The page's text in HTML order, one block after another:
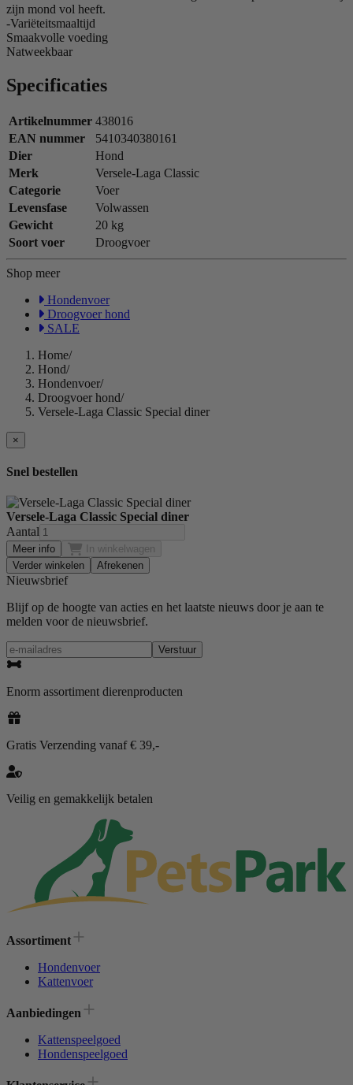
zijn mond vol heeft.
-Variëteitsmaaltijd
Smaakvolle voeding
Natweekbaar
Specificaties
Artikelnummer 438016
EAN nummer
5410340380161
Dier
Hond
Merk
Versele-Laga Classic
Categorie
Voer
Levensfase
Volwassen
Gewicht
20 kg
Soort voer
Droogvoer
Shop meer
Hondenvoer
Droogvoer hond
SALE
Home/
Hond/
Hondenvoer/
Droogvoer hond/
Versele-Laga Classic Special diner
×
Snel bestellen
Versele-Laga Classic Special diner
Aantal
Meer info
In winkelwagen
Verder winkelen
Afrekenen
Nieuwsbrief
Blijf op de hoogte van acties en het laatste nieuws door je aan te
melden voor de nieuwsbrief.
Verstuur
Enorm assortiment dierenproducten
Gratis Verzending vanaf € 39,-
Veilig en gemakkelijk betalen
Assortiment
Hondenvoer
Kattenvoer
Aanbiedingen
Kattenspeelgoed
Hondenspeelgoed